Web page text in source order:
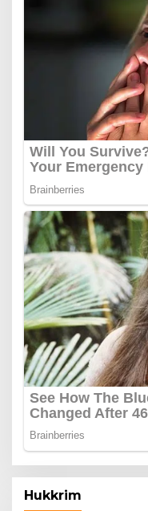
Hukkrim